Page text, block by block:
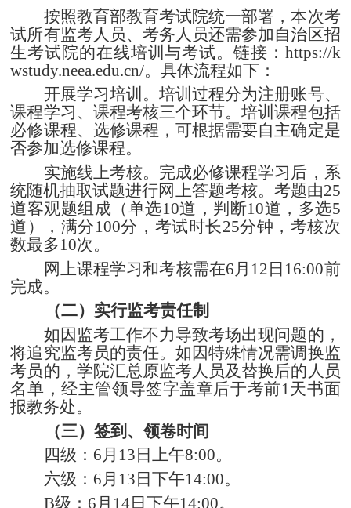
按照教育部教育考试院统一部署，本次考
试所有监考人员、考务人员还需参加自治区招
生考试院的在线培训与考试。链接： https://k
wstudy.neea.edu.cn/。具体流程如下：
开展学习培训。培训过程分为注册账号、
课程学习、课程考核三个环节。培训课程包括
必修课程、选修课程，可根据需要自主确定是
否参加选修课程。
实施线上考核。完成必修课程学习后，系
统随机抽取试题进行网上答题考核。考题由25
道客观题组成（单选10道，判断10道，多选5
道），满分100分，考试时长25分钟，考核次
数最多10次。
网上课程学习和考核需在6 月 12 日 16:00前
完成。
（二）实行监考责任制
如因监考工作不力导致考场出现问题的，
将追究监考员的责任。如因特殊情况需调换监
考员的，学院汇总原监考人员及替换后的人员
名单，经主管领导签字盖章后于考前1天书面
报教务处。
（三）签到、领卷时间
四级： 6月 13 日上午8:00。
六级： 6月 13 日下午14:00。
B级： 6 月 14日下午14:00。